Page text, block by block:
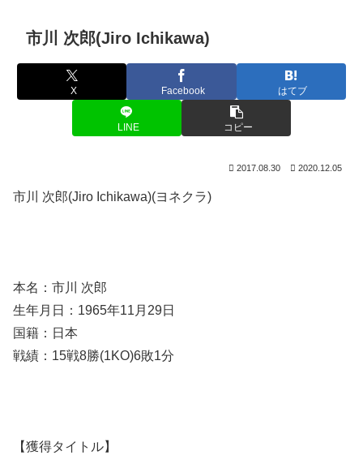
市川 次郎(Jiro Ichikawa)
X Facebook はてブ
LINE コピー
2017.08.30 2020.12.05
市川 次郎(Jiro Ichikawa)(ヨネクラ)
本名：市川 次郎
生年月日：1965年11月29日
国籍：日本
戦績：15戦8勝(1KO)6敗1分
【獲得タイトル】